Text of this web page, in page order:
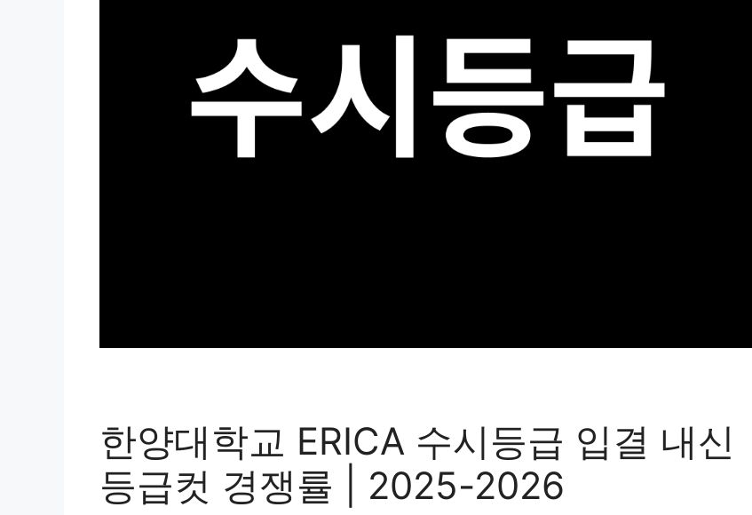
한양대학교 ERICA 수시등급 입결 내신
등급컷 경쟁률 | 2025-2026